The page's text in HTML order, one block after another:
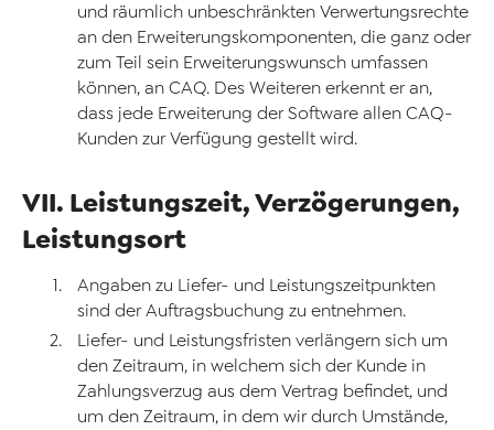
und räumlich unbeschränkten Verwertungsrechte
an den Erweiterungskomponenten, die ganz oder
zum Teil sein Erweiterungswunsch umfassen
können, an CAQ. Des Weiteren erkennt er an,
dass jede Erweiterung der Software allen CAQ-
Kunden zur Verfügung gestellt wird.
VII. Leistungszeit, Verzögerungen,
Leistungsort
Angaben zu Liefer- und Leistungszeitpunkten
sind der Auftragsbuchung zu entnehmen.
Liefer- und Leistungsfristen verlängern sich um
den Zeitraum, in welchem sich der Kunde in
Zahlungsverzug aus dem Vertrag befindet, und
um den Zeitraum, in dem wir durch Umstände,